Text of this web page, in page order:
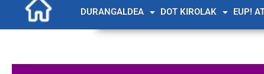
DURANGALDEA DOT KIROLAK EUP!